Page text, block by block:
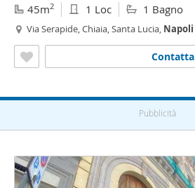
45m2 1 Loc 1 Bagno
Via Serapide, Chiaia, Santa Lucia, Napoli
Contatta
Pubblicità